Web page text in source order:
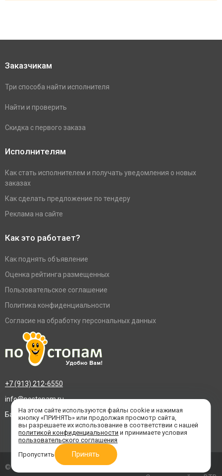
Заказчикам
Три способа найти исполнителя
Найти и проверить
Скидка с первого заказа
Исполнителям
Как стать исполнителем и получать уведомления о новых
заказах
Как сделать предложение по тендеру
Реклама на сайте
Как это работает?
Как поднять объявление
Оценка рейтинга размещенных
Пользовательское соглашение
Политика конфиденциальности
Согласие на обработку персональных данных
+7 (913) 212-6550
info@postopam.ru
Барнаул, пр. Социалистический 109, оф.455
© 2016–2026 «По стопам»
На этом сайте используются файлы cookie и нажимая
кнопку «ПРИНЯТЬ» или продолжая просмотр сайта,
вы разрешаете их использование в соответствии с нашей
политикой конфиденциальности и принимаете условия
пользовательского соглашения
Пропустить
Принять